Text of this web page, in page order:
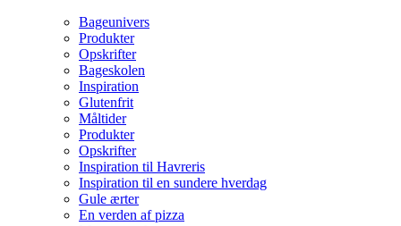
Bageunivers
Produkter
Opskrifter
Bageskolen
Inspiration
Glutenfrit
Måltider
Produkter
Opskrifter
Inspiration til Havreris
Inspiration til en sundere hverdag
Gule ærter
En verden af pizza